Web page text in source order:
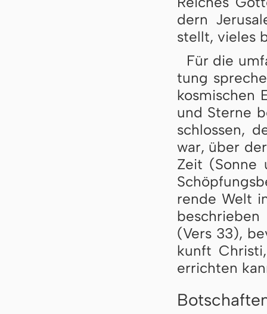
dern
stellt, vie­les
Für die
tung
kos­mi­schen
und Ster­ne
schlos­sen,
war, über
Zeit (Son­ne
ren­de Welt
(Vers 33),
kunft
er­rich­ten